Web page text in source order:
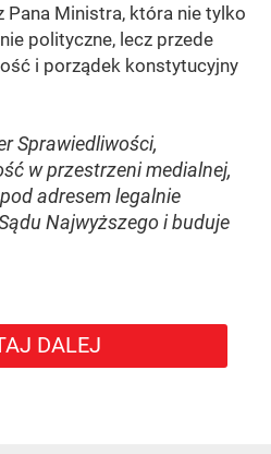
Pana Ministra, która nie tylko
polityczne, lecz przede
i porządek konstytucyjny
Sprawiedliwości,
w przestrzeni medialnej,
adresem legalnie
Najwyższego i buduje
DALEJ